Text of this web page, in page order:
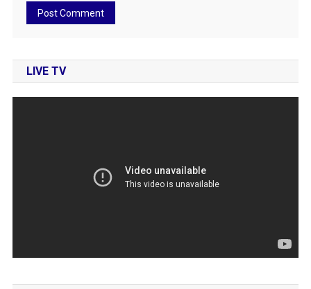
LIVE TV